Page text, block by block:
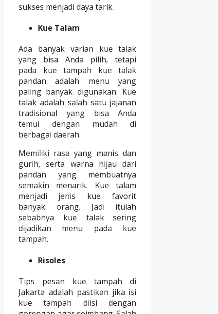
sukses menjadi daya tarik.
Kue Talam
Ada banyak varian kue talak
yang bisa Anda pilih, tetapi
pada kue tampah kue talak
pandan adalah menu yang
paling banyak digunakan. Kue
talak adalah salah satu jajanan
tradisional yang bisa Anda
temui dengan mudah di
berbagai daerah.
Memiliki rasa yang manis dan
gurih, serta warna hijau dari
pandan yang membuatnya
semakin menarik. Kue talam
menjadi jenis kue favorit
banyak orang. Jadi itulah
sebabnya kue talak sering
dijadikan menu pada kue
tampah.
Risoles
Tips pesan kue tampah di
Jakarta adalah pastikan jika isi
kue tampah diisi dengan